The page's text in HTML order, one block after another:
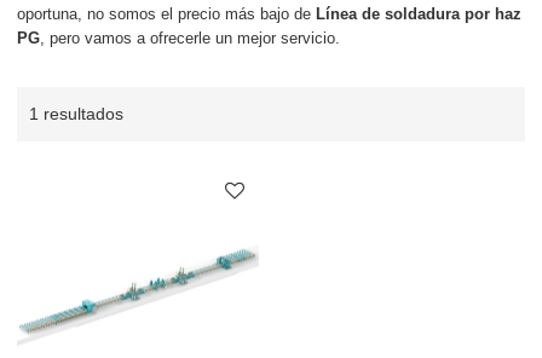
oportuna, no somos el precio más bajo de Línea de soldadura por haz
PG , pero vamos a ofrecerle un mejor servicio.
1 resultados